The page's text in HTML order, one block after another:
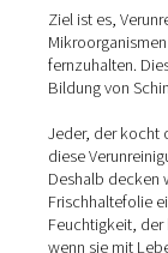
Was
Aber was
kommen,
schützt die